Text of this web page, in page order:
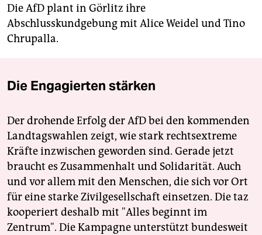
Die AfD plant in Görlitz ihre
Abschlusskundgebung mit Alice Weidel und Tino
Chrupalla.
Die Engagierten stärken
Der drohende Erfolg der AfD bei den kommenden
Landtagswahlen zeigt, wie stark rechtsextreme
Kräfte inzwischen geworden sind. Gerade jetzt
braucht es Zusammenhalt und Solidarität. Auch
und vor allem mit den Menschen, die sich vor Ort
für eine starke Zivilgesellschaft einsetzen. Die taz
kooperiert deshalb mit "Alles beginnt im
Zentrum". Die Kampagne unterstützt bundesweit